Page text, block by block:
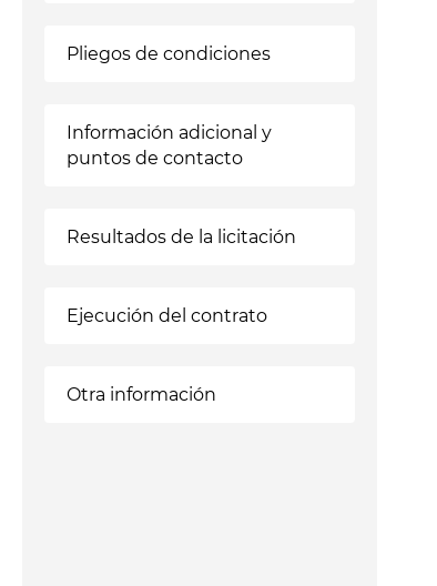
Pliegos de condiciones
Información adicional y
puntos de contacto
Resultados de la licitación
Ejecución del contrato
Otra información